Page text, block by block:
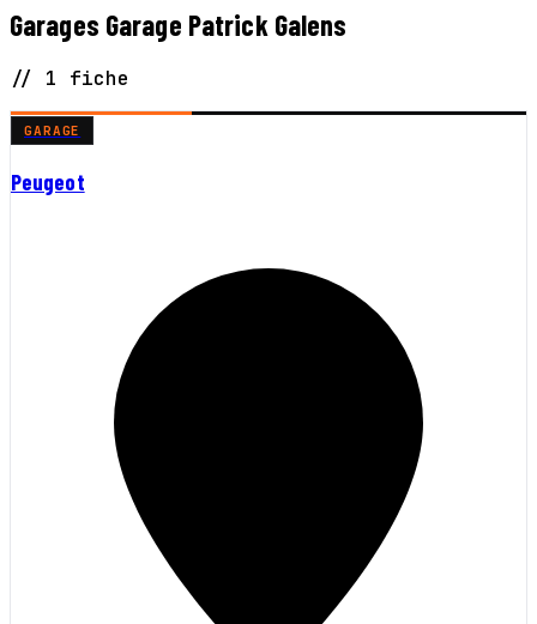
Garages Garage Patrick Galens
// 1 fiche
GARAGE
Peugeot